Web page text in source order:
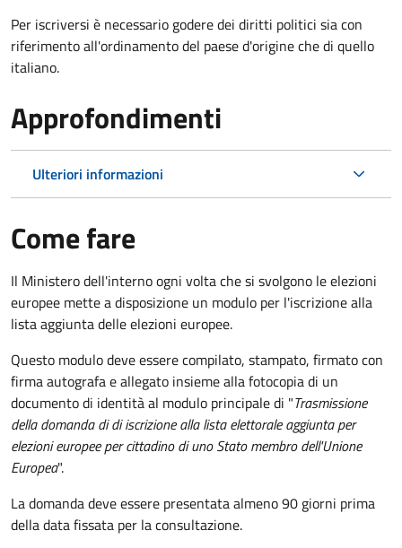
Per iscriversi è necessario godere dei diritti politici sia con
riferimento all'ordinamento del paese d'origine che di quello
italiano.
Approfondimenti
Ulteriori informazioni
Come fare
Il Ministero dell'interno ogni volta che si svolgono le elezioni
europee mette a disposizione un modulo per l'iscrizione alla
lista aggiunta delle elezioni europee.
Questo modulo deve essere compilato, stampato, firmato con
firma autografa e allegato insieme alla fotocopia di un
documento di identità al modulo principale di "Trasmissione
della domanda di di iscrizione alla lista elettorale aggiunta per
elezioni europee per cittadino di uno Stato membro dell'Unione
Europea".
La domanda deve essere presentata almeno 90 giorni prima
della data fissata per la consultazione.